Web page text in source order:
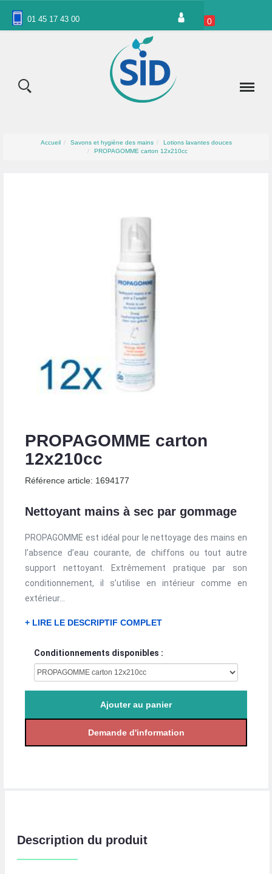
01 45 17 43 00 0
Accueil Savons et hygiène des mains
Lotions lavantes douces
PROPAGOMME carton 12x210cc
PROPAGOMME carton
12x210cc
Référence article: 1694177
Nettoyant mains à sec par gommage
PROPAGOMME est idéal pour le nettoyage des mains en
l’absence d’eau courante, de chiffons ou tout autre
support nettoyant. Extrêmement pratique par son
conditionnement, il s’utilise en intérieur comme en
extérieur...
+ LIRE LE DESCRIPTIF COMPLET
Conditionnements disponibles :
Description du produit